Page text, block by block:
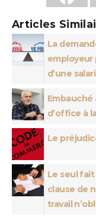
Articles
La
d’une
Embauché
d’office à
Le
Le seul
clause de
travail